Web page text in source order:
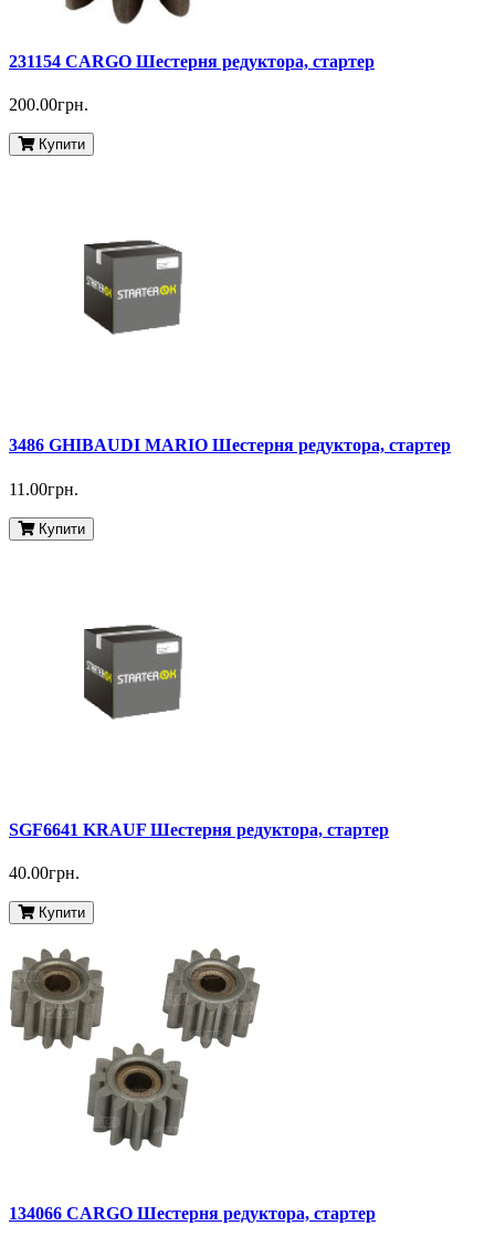
231154 CARGO Шестерня редуктора, стартер
200.00грн.
Купити
3486 GHIBAUDI MARIO Шестерня редуктора, стартер
11.00грн.
Купити
SGF6641 KRAUF Шестерня редуктора, стартер
40.00грн.
Купити
134066 CARGO Шестерня редуктора, стартер